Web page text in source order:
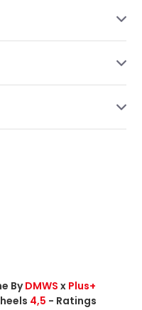
ByDMWS x Plus+
4,5 - Ratings